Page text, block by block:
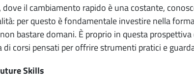
il cambiamento rapido è una costante,
per questo è fondamentale investire nella
bastare domani. È proprio in questa
corsi pensati per offrire strumenti pratici e
Skills